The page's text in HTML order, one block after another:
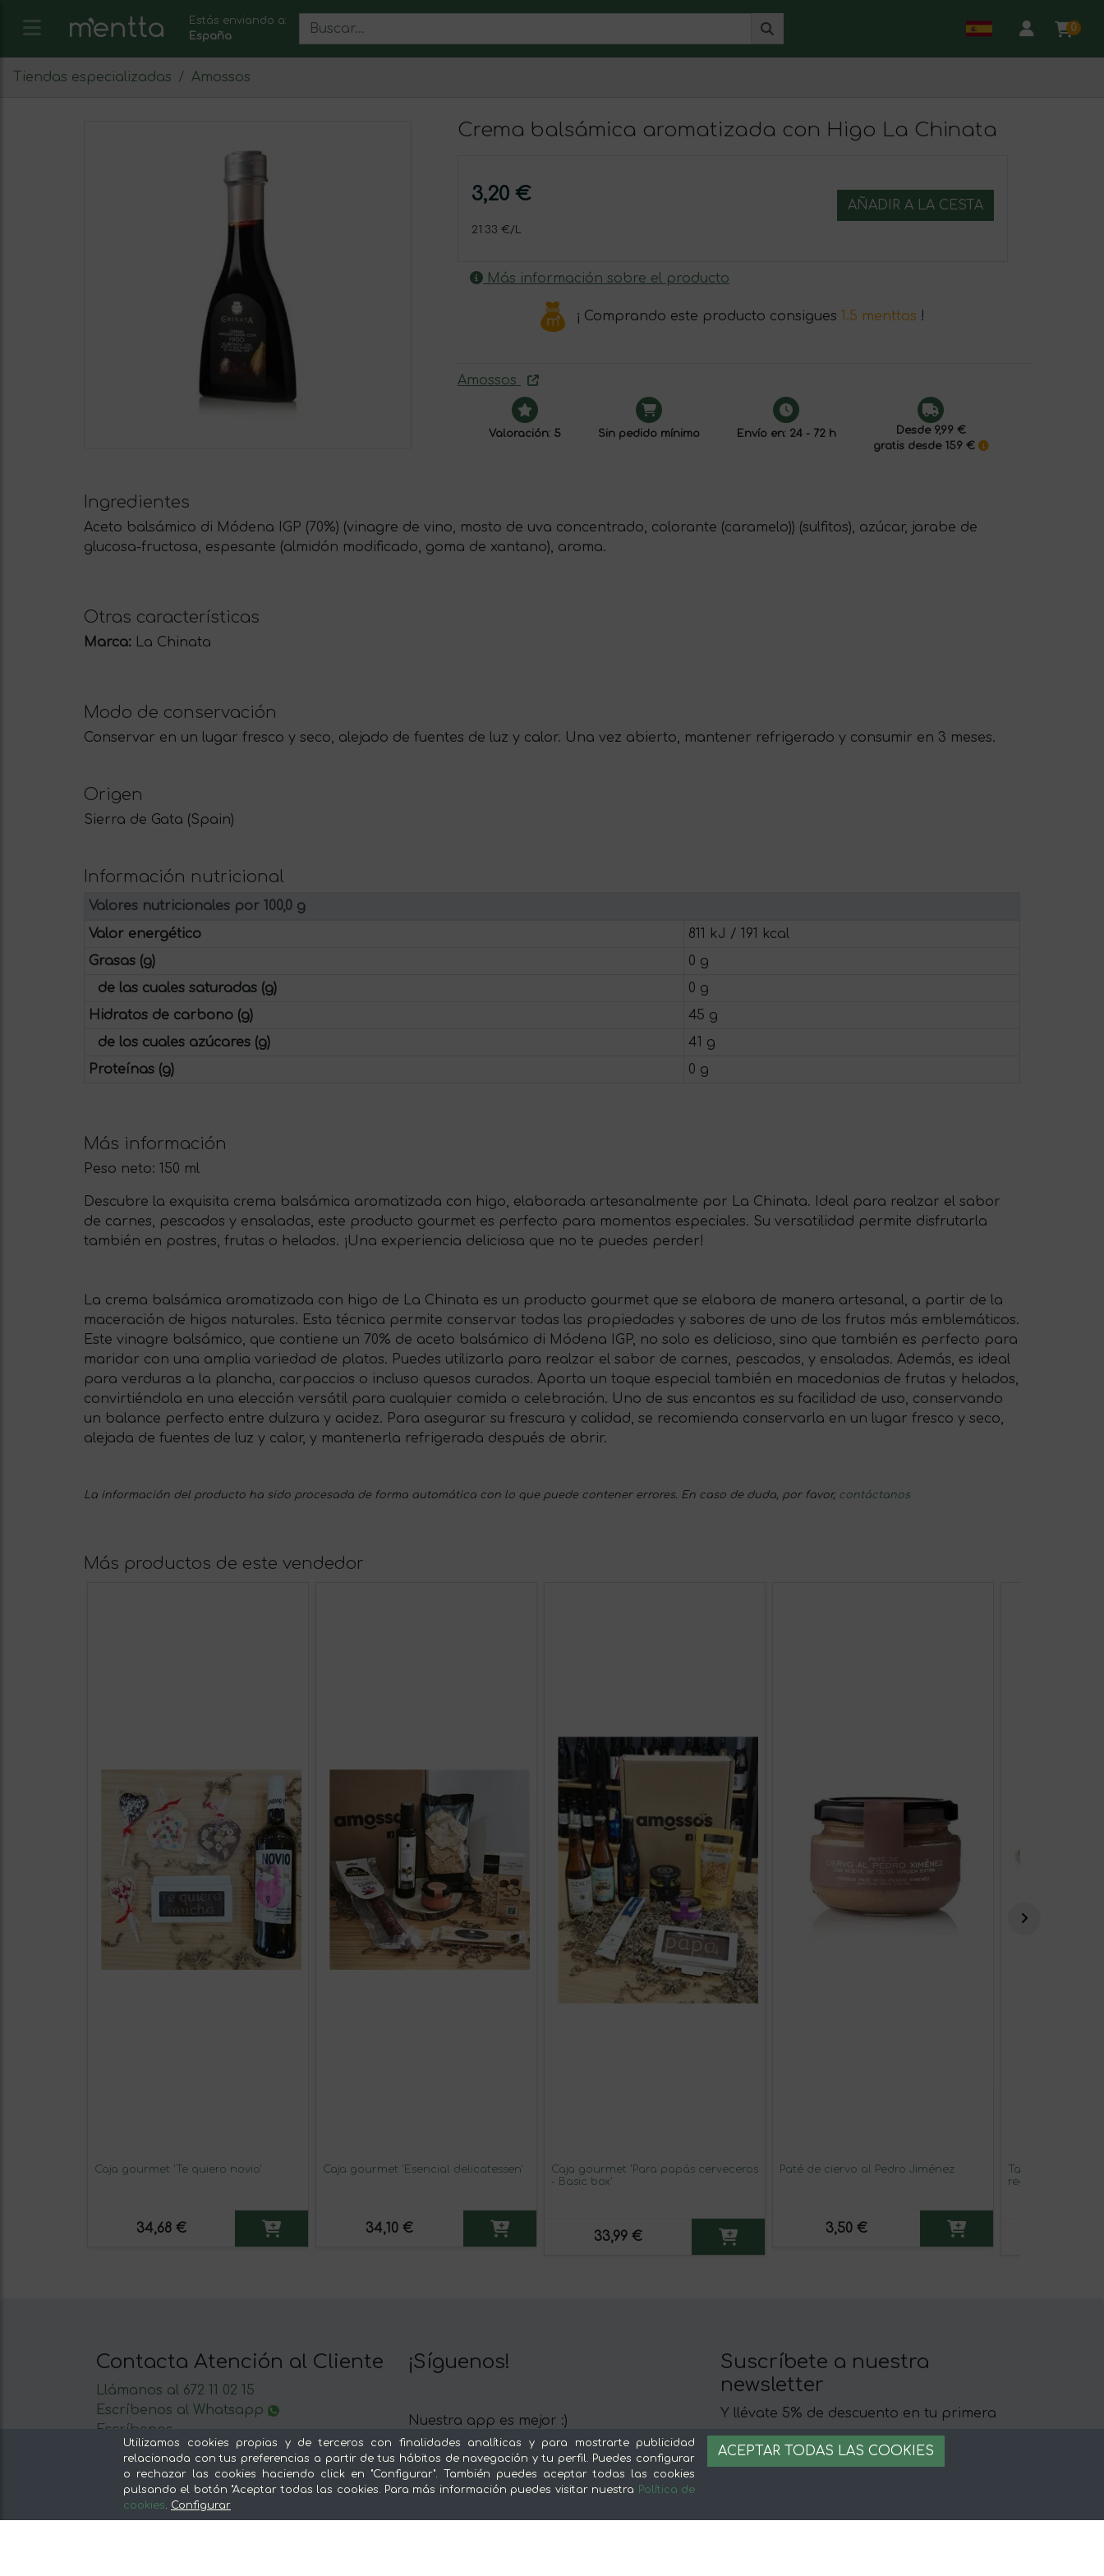
Estás enviando a:
España
0
Tiendas especializadas Amossos
Crema balsámica aromatizada con Higo La Chinata
3,20 €
21.33 €/L
AÑADIR A LA CESTA
Más información sobre el producto
¡ Comprando este producto consigues 1.5 menttos !
Amossos
Valoración: 5 Sin pedido mínimo Envío en: 24 - 72 h
Desde 9,99 €
gratis desde 159 €
Ingredientes
Aceto balsámico di Módena IGP (70%) (vinagre de vino, mosto de uva concentrado, colorante (caramelo)) (sulfitos), azúcar, jarabe de
glucosa-fructosa, espesante (almidón modificado, goma de xantano), aroma.
Otras características
Marca: La Chinata
Modo de conservación
Conservar en un lugar fresco y seco, alejado de fuentes de luz y calor. Una vez abierto, mantener refrigerado y consumir en 3 meses.
Origen
Sierra de Gata (Spain)
Información nutricional
Valores nutricionales por 100,0 g
Valor energético
811 kJ / 191 kcal
Grasas (g)
0 g
de las cuales saturadas (g)
0 g
Hidratos de carbono (g)
45 g
de los cuales azúcares (g)
41 g
Proteínas (g)
0 g
Más información
Peso neto: 150 ml
Descubre la exquisita crema balsámica aromatizada con higo, elaborada artesanalmente por La Chinata. Ideal para realzar el sabor
de carnes, pescados y ensaladas, este producto gourmet es perfecto para momentos especiales. Su versatilidad permite disfrutarla
también en postres, frutas o helados. ¡Una experiencia deliciosa que no te puedes perder!
La crema balsámica aromatizada con higo de La Chinata es un producto gourmet que se elabora de manera artesanal, a partir de la
maceración de higos naturales. Esta técnica permite conservar todas las propiedades y sabores de uno de los frutos más emblemáticos.
Este vinagre balsámico, que contiene un 70% de aceto balsámico di Módena IGP, no solo es delicioso, sino que también es perfecto para
maridar con una amplia variedad de platos. Puedes utilizarla para realzar el sabor de carnes, pescados, y ensaladas. Además, es ideal
para verduras a la plancha, carpaccios o incluso quesos curados. Aporta un toque especial también en macedonias de frutas y helados,
convirtiéndola en una elección versátil para cualquier comida o celebración. Uno de sus encantos es su facilidad de uso, conservando
un balance perfecto entre dulzura y acidez. Para asegurar su frescura y calidad, se recomienda conservarla en un lugar fresco y seco,
alejada de fuentes de luz y calor, y mantenerla refrigerada después de abrir.
La información del producto ha sido procesada de forma automática con lo que puede contener errores. En caso de duda, por favor, contáctanos
Más productos de este vendedor
Caja gourmet 'Te quiero novio'
34,68 €
Caja gourmet 'Esencial delicatessen'
34,10 €
Caja gourmet 'Para papás cerveceros
- Basic box'
33,99 €
Paté de ciervo al Pedro Jiménez
3,50 €
Tableta de
regalo eres tu"
Contacta Atención al Cliente
Llámanos al 672 11 02 15
Escríbenos al Whatsapp
Escríbenos
De lunes a viernes de 8:30 a 14:00
¡Síguenos!
Nuestra app es mejor :)
Suscríbete a nuestra
newsletter
Y llévate 5% de descuento en tu primera
compra
Utilizamos cookies propias y de terceros con finalidades analíticas y para mostrarte publicidad
relacionada con tus preferencias a partir de tus hábitos de navegación y tu perfil. Puedes configurar
o rechazar las cookies haciendo click en "Configurar". También puedes aceptar todas las cookies
pulsando el botón "Aceptar todas las cookies. Para más información puedes visitar nuestra Política de
cookies. Configurar
ACEPTAR TODAS LAS COOKIES